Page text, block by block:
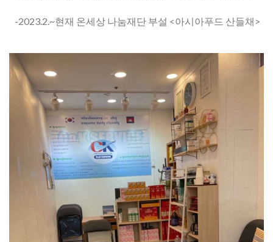
-2023.2.~현재 온세상 나눔재단 부설 <아시아푸드 산들채>